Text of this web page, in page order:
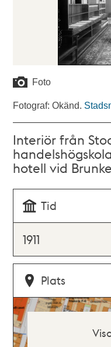
Foto
Fotograf: Okänd.
Interiör från
hotell vid
Tid
1911
Plats